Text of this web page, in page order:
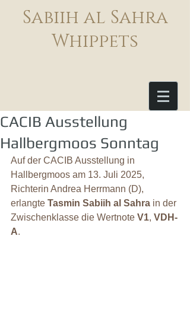
Sabiih al Sahra
Whippets
CACIB Ausstellung
Hallbergmoos Sonntag
Auf der CACIB Ausstellung in
Hallbergmoos am 13. Juli 2025,
Richterin Andrea Herrmann (D),
erlangte Tasmin Sabiih al Sahra in der
Zwischenklasse die Wertnote V1, VDH-
A.